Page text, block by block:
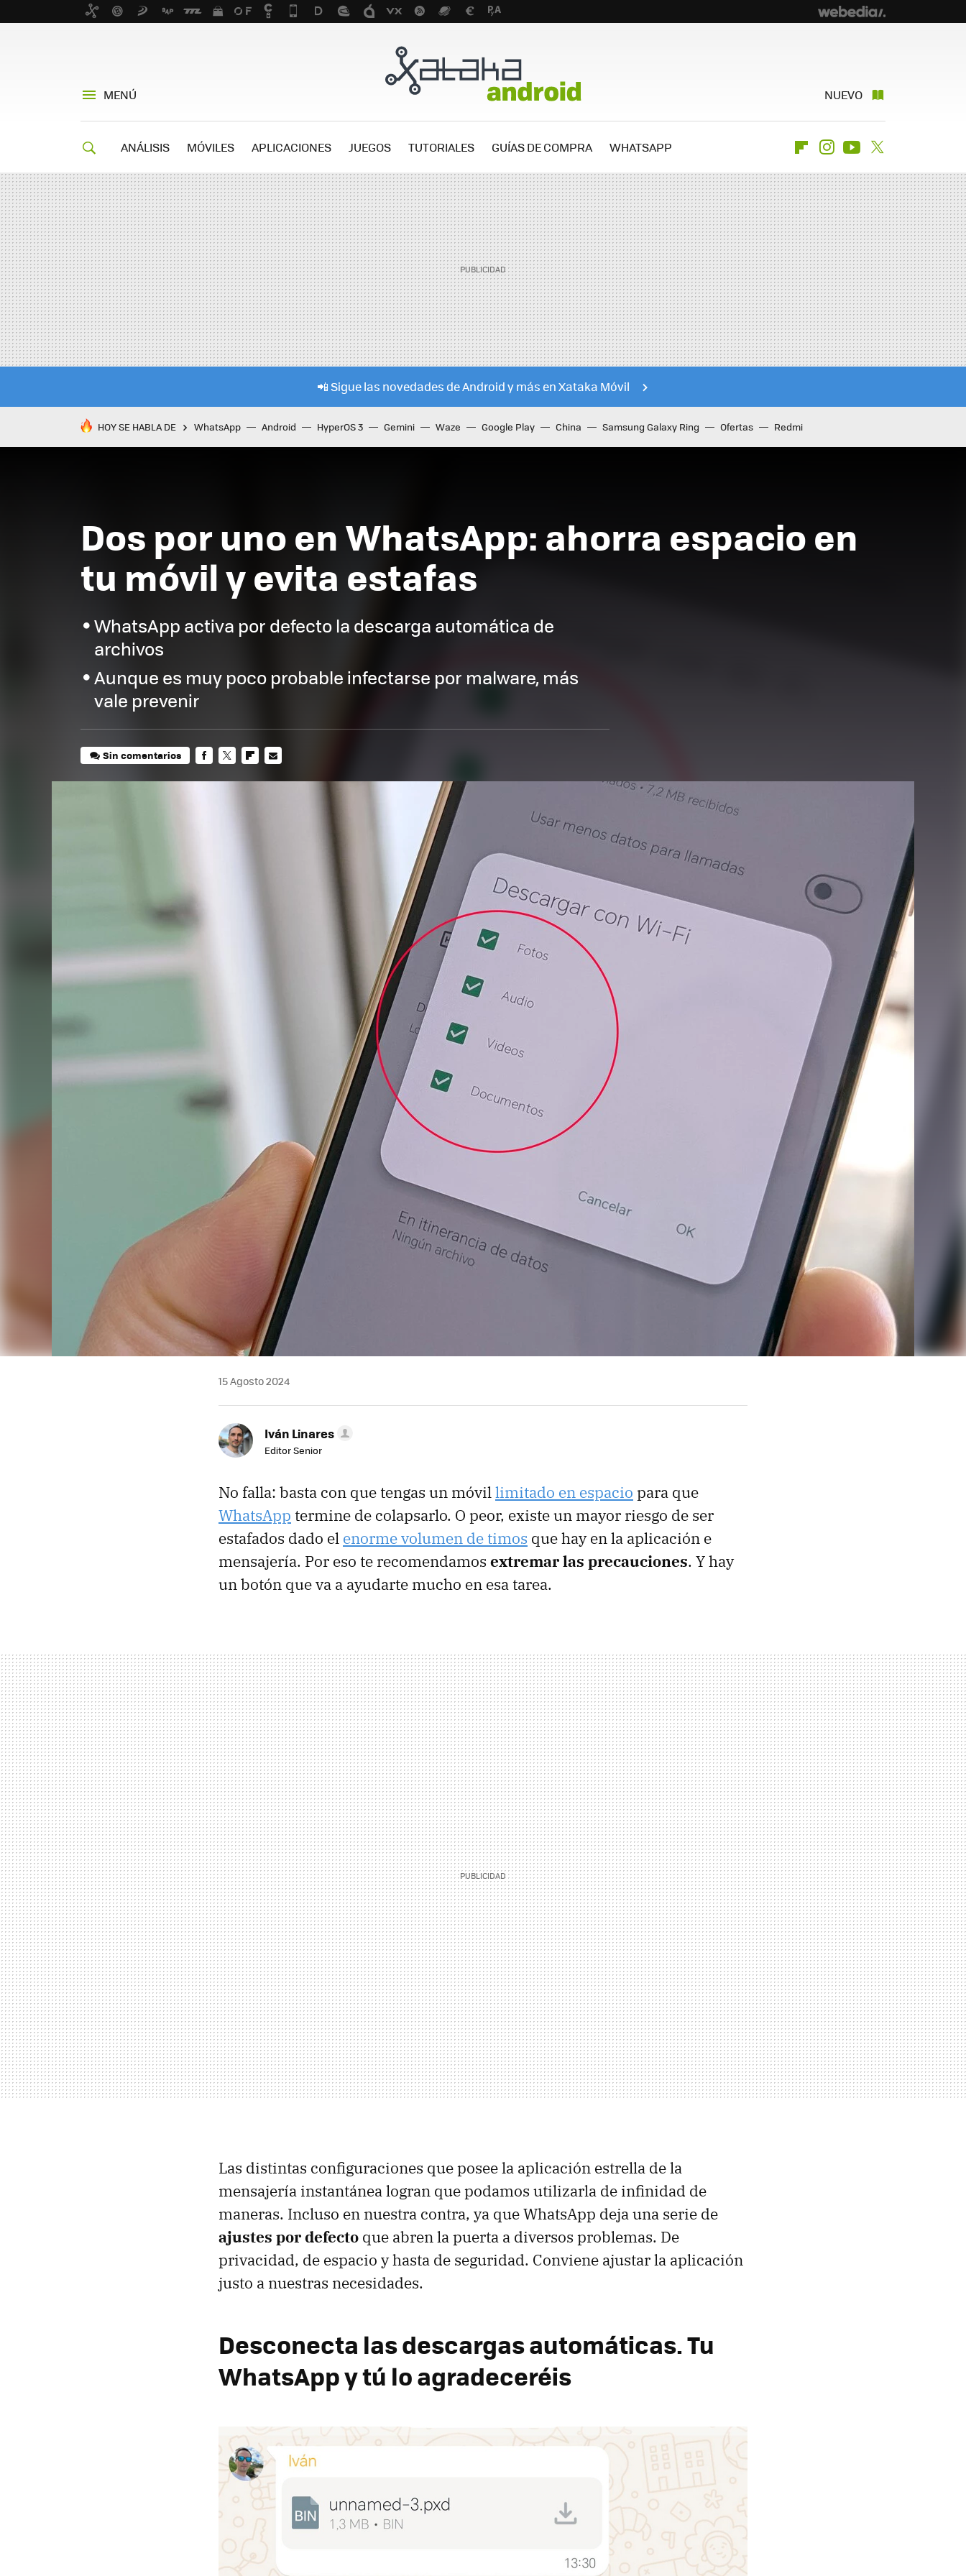
MENÚ NUEVO
ANÁLISIS MÓVILES APLICACIONES JUEGOS TUTORIALES GUÍAS DE COMPRA WHATSAPP FlipboardInstagramYoutube
📲 Sigue las novedades de Android y más en Xataka Móvil
HOY SE HABLA DE WhatsApp Android HyperOS 3 Gemini Waze Google Play China Samsung Galaxy Ring Ofertas Redmi
Dos por uno en WhatsApp: ahorra espacio en
tu móvil y evita estafas
WhatsApp activa por defecto la descarga automática de
archivos
Aunque es muy poco probable infectarse por malware, más
vale prevenir
Sin comentarios
15 Agosto 2024
Iván Linares
Editor Senior
No falla: basta con que tengas un móvillimitado en espacio para que
WhatsApp termine de colapsarlo. O peor, existe un mayor riesgo de ser
estafados dado el enorme volumen de timos que hay en la aplicación e
mensajería. Por eso te recomendamos extremar las precauciones. Y hay
un botón que va a ayudarte mucho en esa tarea.
Las distintas configuraciones que posee la aplicación estrella de la
mensajería instantánea logran que podamos utilizarla de infinidad de
maneras. Incluso en nuestra contra, ya que WhatsApp deja una serie de
ajustes por defecto que abren la puerta a diversos problemas. De
privacidad, de espacio y hasta de seguridad. Conviene ajustar la aplicación
justo a nuestras necesidades.
Desconecta las descargas automáticas. Tu
WhatsApp y tú lo agradeceréis